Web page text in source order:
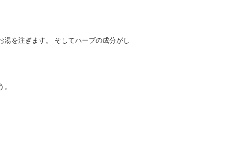
を注ぎます。 そしてハーブの成分がし